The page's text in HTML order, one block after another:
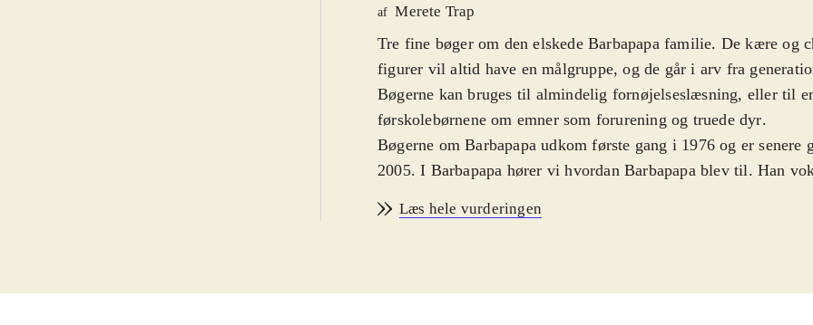
af Merete Trap
Tre fine bøger om den elskede Barbapapa familie. De kære og
figurer vil altid have en målgruppe, og de går i arv fra
Bøgerne kan bruges til almindelig fornøjelseslæsning, eller til
førskolebørnene om emner som forurening og truede dyr.
Bøgerne om Barbapapa udkom første gang i 1976 og er senere
2005. I Barbapapa hører vi hvordan Barbapapa blev til. Han
en rigtig helt, bliver folk glade for ham. I Barbapapa redder
planeten og lover aldrig at jage igen. I Barbapapas hus har
Læs hele vurderingen